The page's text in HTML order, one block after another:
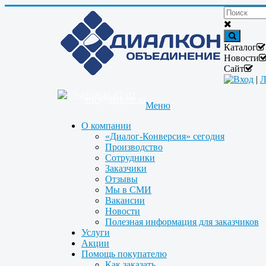
Каталог
Новости
Сайт
Вход |
Меню
О компании
«Диалог-Конверсия» сегодня
Производство
Сотрудники
Заказчики
Отзывы
Мы в СМИ
Вакансии
Новости
Полезная информация для заказчиков
Услуги
Акции
Помощь покупателю